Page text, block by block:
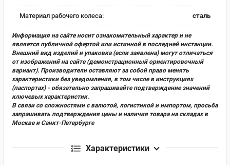
Материал рабочего колеса: сталь
Информация на сайте носит ознакомительный характер и не
является публичной офертой или истинной в последней инстанции.
Внешний вид изделий и упаковка (если заявлена) могут отличаться
от изображений на сайте (демонстрационный ориентировочный
вариант). Производители оставляют за собой право менять
характеристики без уведомления, в том числе в инструкциях
(паспортах) - обязательно запрашивайте подтверждение значений
ключевых характеристик.
В связи со сложностями с валютой, логистикой и импортом, просьба
запрашивать подтверждения цены и наличия товара на складах в
Москве и Санкт-Петербурге
Характеристики